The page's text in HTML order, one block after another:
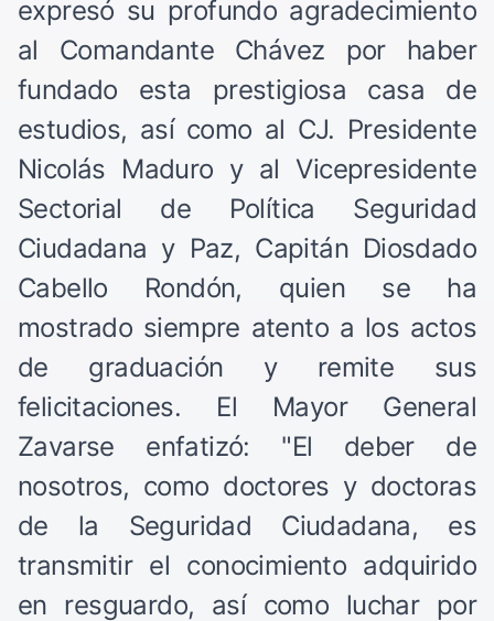
expresó su profundo agradecimiento
al Comandante Chávez por haber
fundado esta prestigiosa casa de
estudios, así como al CJ. Presidente
Nicolás Maduro y al Vicepresidente
Sectorial de Política Seguridad
Ciudadana y Paz, Capitán Diosdado
Cabello Rondón, quien se ha
mostrado siempre atento a los actos
de graduación y remite sus
felicitaciones. El Mayor General
Zavarse enfatizó: "El deber de
nosotros, como doctores y doctoras
de la Seguridad Ciudadana, es
transmitir el conocimiento adquirido
en resguardo, así como luchar por